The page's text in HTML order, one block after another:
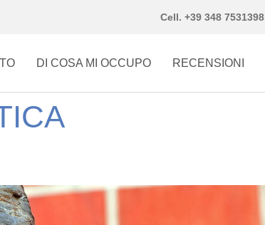
Cell. +39 348 7531398
DI COSA MI OCCUPO RECENSIONI